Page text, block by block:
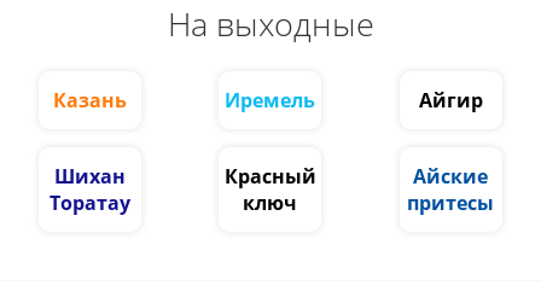
На выходные
Казань Иремель Айгир
Шихан
Торатау
Красный
ключ
Айские
притесы